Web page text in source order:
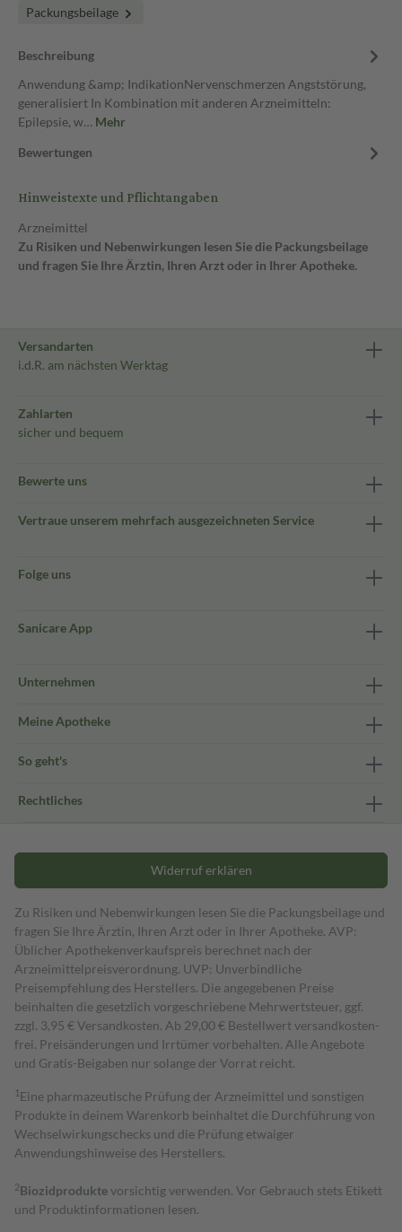
Packungsbeilage
Beschreibung
Anwendung &amp; IndikationNervenschmerzen Angststörung,
generalisiert In Kombination mit anderen Arzneimitteln:
Epilepsie, w… Mehr
Bewertungen
Hinweistexte und Pflichtangaben
Arzneimittel
Zu Risiken und Nebenwirkungen lesen Sie die Packungsbeilage
und fragen Sie Ihre Ärztin, Ihren Arzt oder in Ihrer Apotheke.
Versandarten
i.d.R. am nächsten Werktag
Zahlarten
sicher und bequem
Bewerte uns
Vertraue unserem mehrfach ausgezeichneten Service
Folge uns
Sanicare App
Unternehmen
Meine Apotheke
So geht's
Rechtliches
Widerruf erklären
Zu Risiken und Nebenwirkungen lesen Sie die Packungsbeilage und
fragen Sie Ihre Ärztin, Ihren Arzt oder in Ihrer Apotheke. AVP:
Üblicher Apothekenverkaufspreis berechnet nach der
Arzneimittelpreisverordnung. UVP: Unverbindliche
Preisempfehlung des Herstellers. Die angegebenen Preise
beinhalten die gesetzlich vorgeschriebene Mehrwertsteuer, ggf.
zzgl. 3,95 € Versandkosten. Ab 29,00 € Bestell­wert versand­kosten­
frei. Preisänderungen und Irrtümer vorbehalten. Alle Angebote
und Gratis-Beigaben nur solange der Vorrat reicht.
1 Eine pharmazeutische Prüfung der Arzneimittel und sonstigen
Produkte in deinem Warenkorb beinhaltet die Durchführung von
Wechselwirkungschecks und die Prüfung etwaiger
Anwendungshinweise des Herstellers.
2Biozidproduktevorsichtig verwenden. Vor Gebrauch stets Etikett
und Produktinformationen lesen.